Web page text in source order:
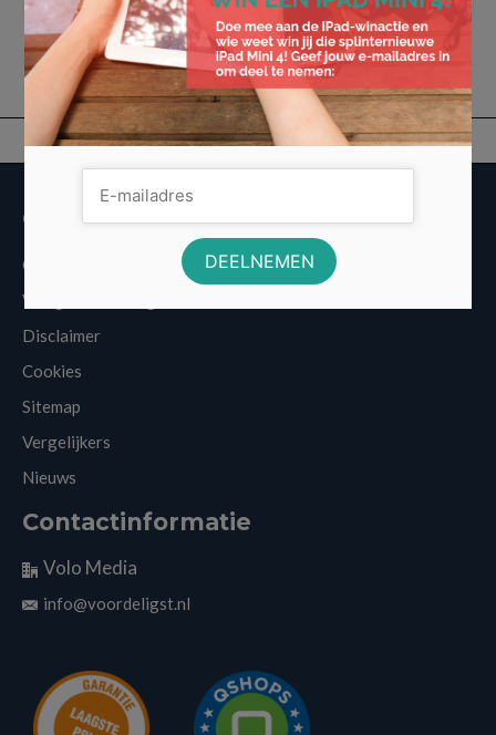
Overige informatie
Over Voordeligst.nl
Veelgestelde vragen
Disclaimer
Cookies
Sitemap
Vergelijkers
Nieuws
Contactinformatie
Volo Media
info@voordeligst.nl